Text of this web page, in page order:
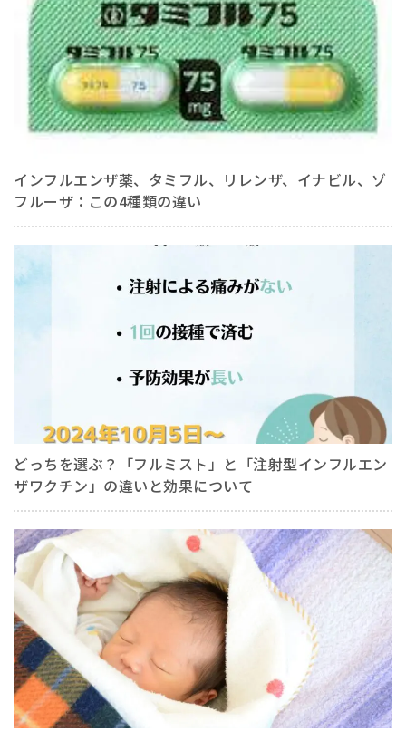
インフルエンザ薬、タミフル、リレンザ、イナビル、ゾ
フルーザ：この4種類の違い
どっちを選ぶ？「フルミスト」と「注射型インフルエン
ザワクチン」の違いと効果について